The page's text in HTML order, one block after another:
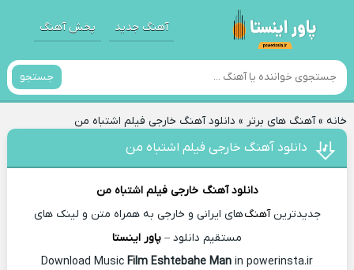
آهنگ جدید پخش آهنگ
جستجو
خانه»آهنگ های برتر » دانلود آهنگ خارجی فیلم اشتباه من
دانلود آهنگ خارجی فیلم اشتباه من
دانلود آهنگ خارجی فیلم اشتباه من
جدیدترینآهنگهای ایرانی و خارجی به همراه متن و لینک های
مستقیم دانلود – پاور اینستا
Download Music
Film Eshtebahe Man in powerinsta.ir